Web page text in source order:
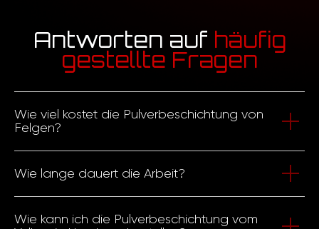
Antworten auf häufig
gestellte Fragen
Wie viel kostet die Pulverbeschichtung von
Felgen?
Die Preise für die Pulverbeschichtung in Hamburg hängen
Problems und Kenntnis Ihrer Wünsche für die Lösung
Wie lange dauert die Arbeit?
Mit Voranmeldung dauert die Arbeit1-2 Tage . Wenn Sie sich
Wie kann ich die Pulverbeschichtung vom